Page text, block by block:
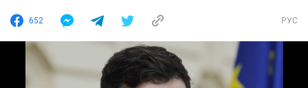
652 РУС